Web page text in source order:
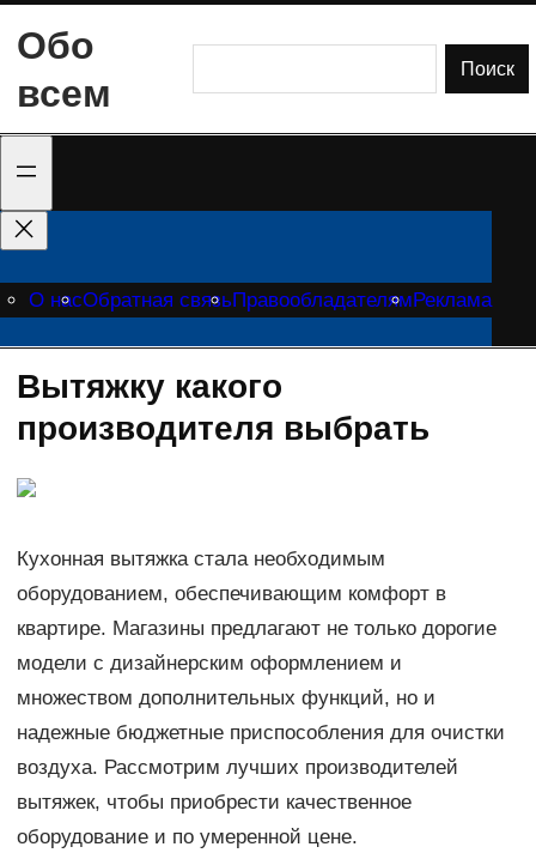
содержимому
Обо
всем
Поиск
О насОбратная связь Правообладателям Реклама
Вытяжку какого
производителя выбрать
Кухонная вытяжка стала необходимым
оборудованием, обеспечивающим комфорт в
квартире. Магазины предлагают не только дорогие
модели с дизайнерским оформлением и
множеством дополнительных функций, но и
надежные бюджетные приспособления для очистки
воздуха. Рассмотрим лучших производителей
вытяжек, чтобы приобрести качественное
оборудование и по умеренной цене.